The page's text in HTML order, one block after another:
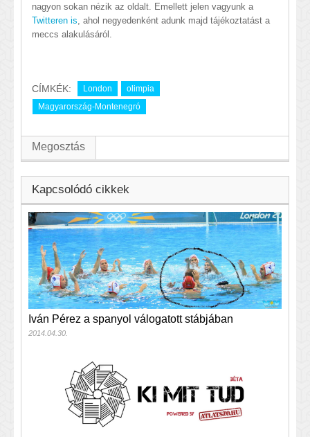
nagyon sokan nézik az oldalt. Emellett jelen vagyunk a
Twitteren is , ahol negyedenként adunk majd tájékoztatást a
meccs alakulásáról.
CÍMKÉK: London
olimpia
Magyarország-Montenegró
Megosztás
Kapcsolódó cikkek
Iván Pérez a spanyol válogatott stábjában
2014.04.30.